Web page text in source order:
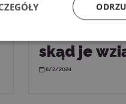
skąd je
8/2/2024